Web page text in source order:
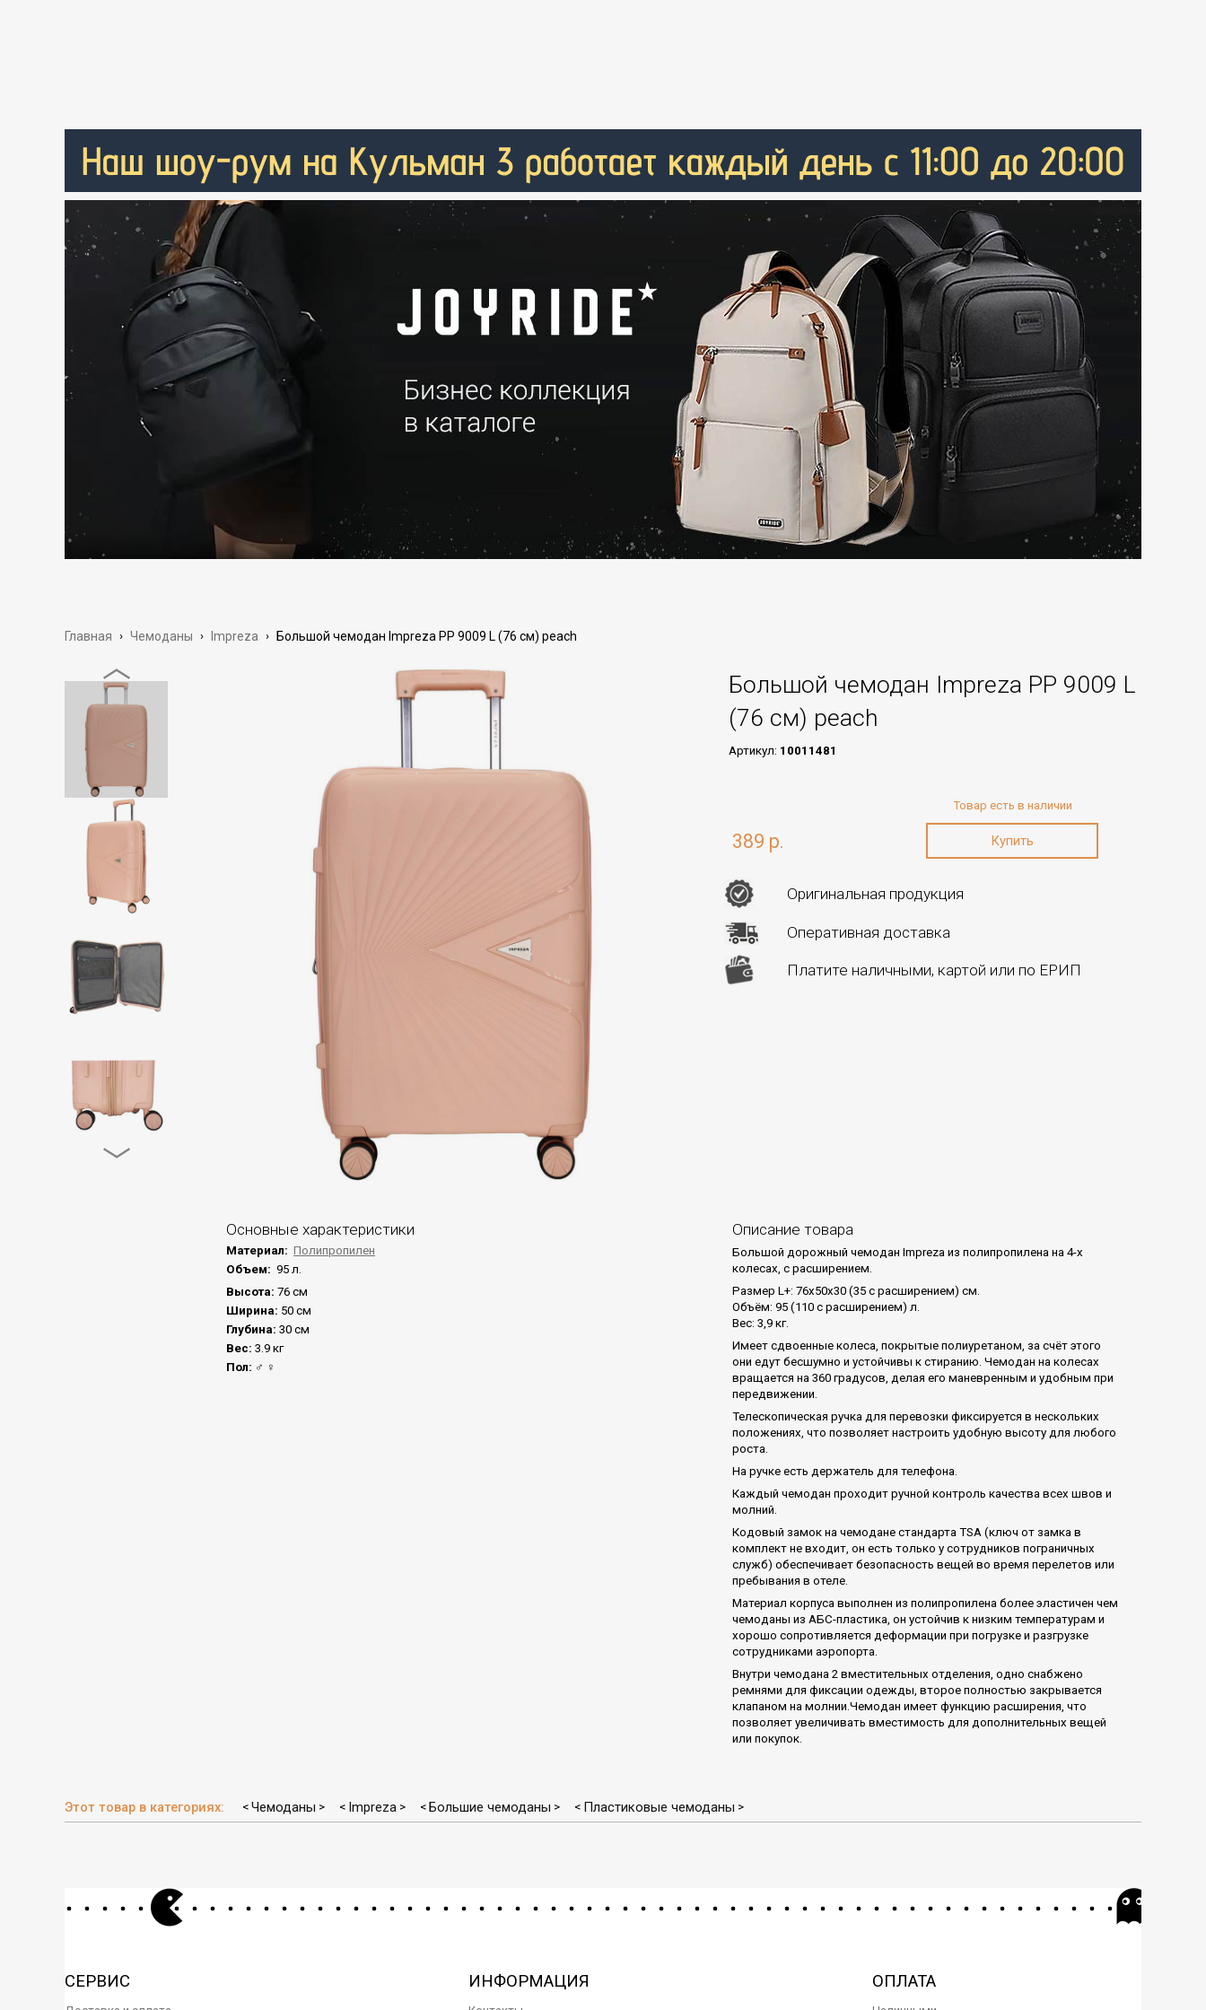
Главная › Чемоданы › Impreza › Большой чемодан Impreza PP 9009 L (76 см) peach
Большой чемодан Impreza PP 9009 L
(76 см) peach
Артикул: 10011481
389 р.
Товар есть в наличии
Оригинальная продукция
Оперативная доставка
Платите наличными, картой или по ЕРИП
Основные характеристики
Материал: Полипропилен
Объем: 95 л.
Высота: 76 см
Ширина: 50 см
Глубина: 30 см
Вес: 3.9 кг
Пол: ♂ ♀
Описание товара
Большой дорожный чемодан Impreza из полипропилена на 4-х
колесах, с расширением.
Размер L+: 76x50x30 (35 с расширением) см.
Объём: 95 (110 с расширением) л.
Вес: 3,9 кг.
Имеет сдвоенные колеса, покрытые полиуретаном, за счёт этого
они едут бесшумно и устойчивы к стиранию. Чемодан на колесах
вращается на 360 градусов, делая его маневренным и удобным при
передвижении.
Телескопическая ручка для перевозки фиксируется в нескольких
положениях, что позволяет настроить удобную высоту для любого
роста.
На ручке есть держатель для телефона.
Каждый чемодан проходит ручной контроль качества всех швов и
молний.
Кодовый замок на чемодане стандарта TSA (ключ от замка в
комплект не входит, он есть только у сотрудников пограничных
служб) обеспечивает безопасность вещей во время перелетов или
пребывания в отеле.
Материал корпуса выполнен из полипропилена более эластичен чем
чемоданы из АБС-пластика, он устойчив к низким температурам и
хорошо сопротивляется деформации при погрузке и разгрузке
сотрудниками аэропорта.
Внутри чемодана 2 вместительных отделения, одно снабжено
ремнями для фиксации одежды, второе полностью закрывается
клапаном на молнии.Чемодан имеет функцию расширения, что
позволяет увеличивать вместимость для дополнительных вещей
или покупок.
Этот товар в категориях: < Чемоданы > < Impreza > < Большие чемоданы > < Пластиковые чемоданы >
СЕРВИС ИНФОРМАЦИЯ ОПЛАТА